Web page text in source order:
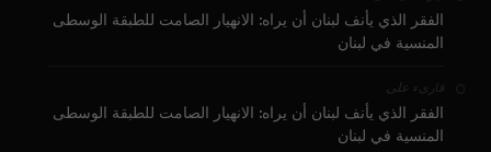
الفقر الذي يأنف لبنان أن يراه: الانهيار الصامت للطبقة الوسطى
المنسية في لبنان
قارىء على
الفقر الذي يأنف لبنان أن يراه: الانهيار الصامت للطبقة الوسطى
المنسية في لبنان